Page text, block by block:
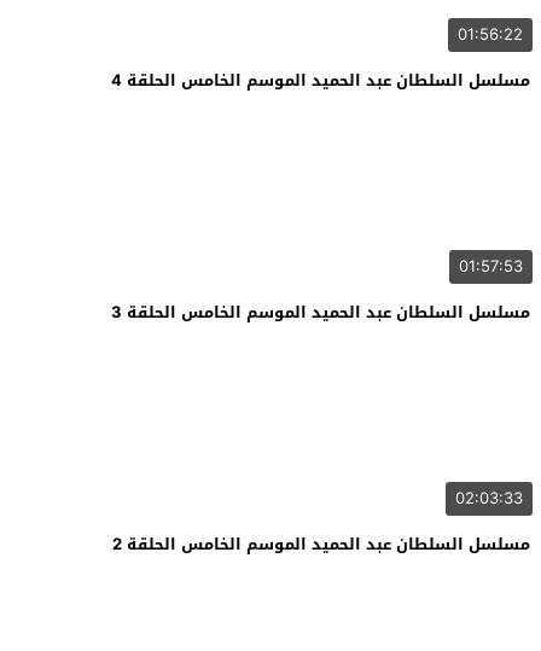
01:56:22
مسلسل السلطان عبد الحميد الموسم الخامس الحلقة 4
01:57:53
مسلسل السلطان عبد الحميد الموسم الخامس الحلقة 3
02:03:33
مسلسل السلطان عبد الحميد الموسم الخامس الحلقة 2